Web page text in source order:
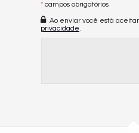
* campos obrigatórios
Ao enviar você está
privacidade